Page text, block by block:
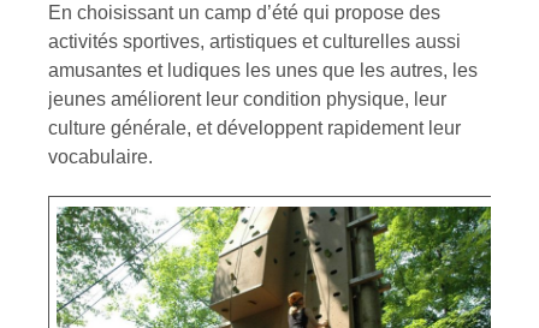
En choisissant un camp d’été qui propose des
activités sportives, artistiques et culturelles aussi
amusantes et ludiques les unes que les autres, les
jeunes améliorent leur condition physique, leur
culture générale, et développent rapidement leur
vocabulaire.